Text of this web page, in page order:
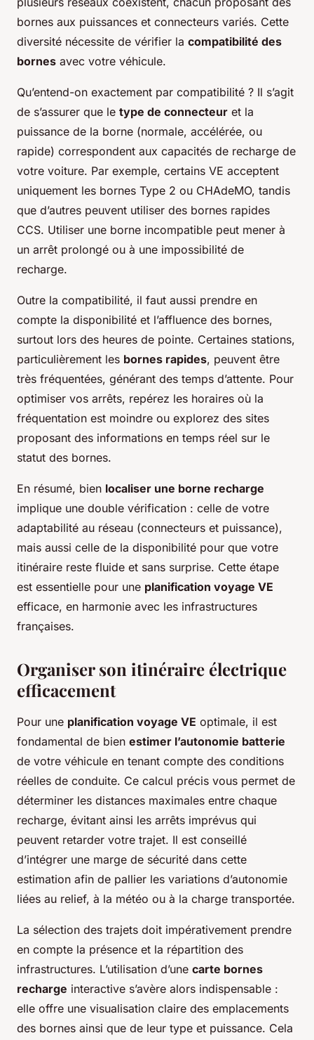
bornes aux puissances et connecteurs variés. Cette
diversité nécessite de vérifier la compatibilité des
bornes avec votre véhicule.
Qu’entend-on exactement par compatibilité ? Il s’agit
de s’assurer que le type de connecteur et la
puissance de la borne (normale, accélérée, ou
rapide) correspondent aux capacités de recharge de
votre voiture. Par exemple, certains VE acceptent
uniquement les bornes Type 2 ou CHAdeMO, tandis
que d’autres peuvent utiliser des bornes rapides
CCS. Utiliser une borne incompatible peut mener à
un arrêt prolongé ou à une impossibilité de
recharge.
Outre la compatibilité, il faut aussi prendre en
compte la disponibilité et l’affluence des bornes,
surtout lors des heures de pointe. Certaines stations,
particulièrement les bornes rapides, peuvent être
très fréquentées, générant des temps d’attente. Pour
optimiser vos arrêts, repérez les horaires où la
fréquentation est moindre ou explorez des sites
proposant des informations en temps réel sur le
statut des bornes.
En résumé, bien localiser une borne recharge
implique une double vérification : celle de votre
adaptabilité au réseau (connecteurs et puissance),
mais aussi celle de la disponibilité pour que votre
itinéraire reste fluide et sans surprise. Cette étape
est essentielle pour une planification voyage VE
efficace, en harmonie avec les infrastructures
françaises.
Organiser son itinéraire électrique
efficacement
Pour une planification voyage VE optimale, il est
fondamental de bien estimer l’autonomie batterie
de votre véhicule en tenant compte des conditions
réelles de conduite. Ce calcul précis vous permet de
déterminer les distances maximales entre chaque
recharge, évitant ainsi les arrêts imprévus qui
peuvent retarder votre trajet. Il est conseillé
d’intégrer une marge de sécurité dans cette
estimation afin de pallier les variations d’autonomie
liées au relief, à la météo ou à la charge transportée.
La sélection des trajets doit impérativement prendre
en compte la présence et la répartition des
infrastructures. L’utilisation d’une carte bornes
recharge interactive s’avère alors indispensable :
elle offre une visualisation claire des emplacements
des bornes ainsi que de leur type et puissance. Cela